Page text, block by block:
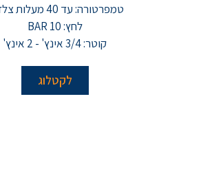
טמפרטורה: עד 40 מעלות צלזיוס
לחץ: 10 BAR
קוטר: 3/4 אינץ' - 2 אינץ'
לקטלוג